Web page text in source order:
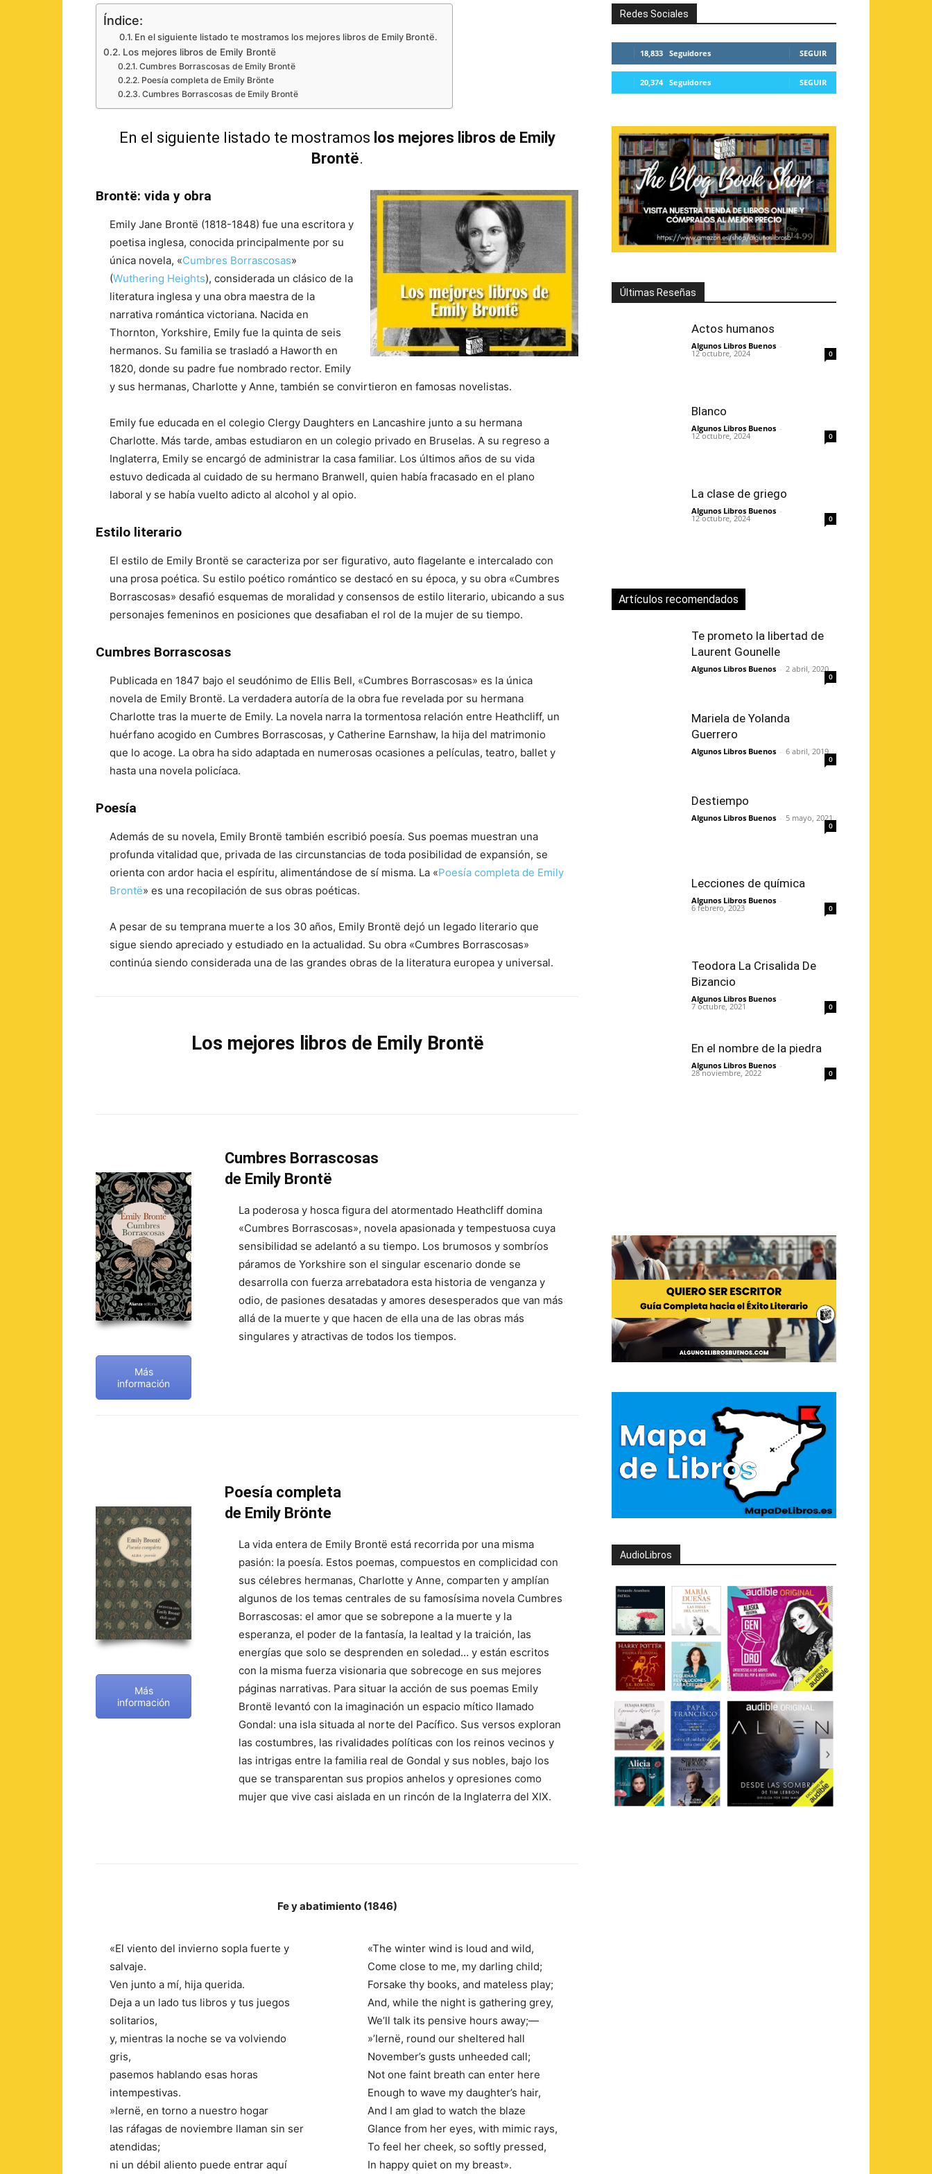
Índice:
En el siguiente listado te mostramos los mejores libros de Emily Brontë.
Los mejores libros de Emily Brontë
Cumbres Borrascosas de Emily Brontë
Poesía completa de Emily Brönte
Cumbres Borrascosas de Emily Brontë
En el siguiente listado te mostramos los mejores libros de Emily
Brontë.
Brontë: vida y obra
Emily Jane Brontë (1818-1848) fue una escritora y
poetisa inglesa, conocida principalmente por su
única novela, «Cumbres Borrascosas»
(Wuthering Heights), considerada un clásico de la
literatura inglesa y una obra maestra de la
narrativa romántica victoriana. Nacida en
Thornton, Yorkshire, Emily fue la quinta de seis
hermanos. Su familia se trasladó a Haworth en
1820, donde su padre fue nombrado rector. Emily
y sus hermanas, Charlotte y Anne, también se convirtieron en famosas novelistas.
Emily fue educada en el colegio Clergy Daughters en Lancashire junto a su hermana
Charlotte. Más tarde, ambas estudiaron en un colegio privado en Bruselas. A su regreso a
Inglaterra, Emily se encargó de administrar la casa familiar. Los últimos años de su vida
estuvo dedicada al cuidado de su hermano Branwell, quien había fracasado en el plano
laboral y se había vuelto adicto al alcohol y al opio.
Estilo literario
El estilo de Emily Brontë se caracteriza por ser figurativo, auto flagelante e intercalado con
una prosa poética. Su estilo poético romántico se destacó en su época, y su obra «Cumbres
Borrascosas» desafió esquemas de moralidad y consensos de estilo literario, ubicando a sus
personajes femeninos en posiciones que desafiaban el rol de la mujer de su tiempo.
Cumbres Borrascosas
Publicada en 1847 bajo el seudónimo de Ellis Bell, «Cumbres Borrascosas» es la única
novela de Emily Brontë. La verdadera autoría de la obra fue revelada por su hermana
Charlotte tras la muerte de Emily. La novela narra la tormentosa relación entre Heathcliff, un
huérfano acogido en Cumbres Borrascosas, y Catherine Earnshaw, la hija del matrimonio
que lo acoge. La obra ha sido adaptada en numerosas ocasiones a películas, teatro, ballet y
hasta una novela policíaca.
Poesía
Además de su novela, Emily Brontë también escribió poesía. Sus poemas muestran una
profunda vitalidad que, privada de las circunstancias de toda posibilidad de expansión, se
orienta con ardor hacia el espíritu, alimentándose de sí misma. La «Poesía completa de Emily
Brontë» es una recopilación de sus obras poéticas.
A pesar de su temprana muerte a los 30 años, Emily Brontë dejó un legado literario que
sigue siendo apreciado y estudiado en la actualidad. Su obra «Cumbres Borrascosas»
continúa siendo considerada una de las grandes obras de la literatura europea y universal.
Los mejores libros de Emily Brontë
Más
información
Cumbres Borrascosas
de Emily Brontë
La poderosa y hosca figura del atormentado Heathcliff domina
«Cumbres Borrascosas», novela apasionada y tempestuosa cuya
sensibilidad se adelantó a su tiempo. Los brumosos y sombríos
páramos de Yorkshire son el singular escenario donde se
desarrolla con fuerza arrebatadora esta historia de venganza y
odio, de pasiones desatadas y amores desesperados que van más
allá de la muerte y que hacen de ella una de las obras más
singulares y atractivas de todos los tiempos.
Más
información
Poesía completa
de Emily Brönte
La vida entera de Emily Brontë está recorrida por una misma
pasión: la poesía. Estos poemas, compuestos en complicidad con
sus célebres hermanas, Charlotte y Anne, comparten y amplían
algunos de los temas centrales de su famosísima novela Cumbres
Borrascosas: el amor que se sobrepone a la muerte y la
esperanza, el poder de la fantasía, la lealtad y la traición, las
energías que solo se desprenden en soledad… y están escritos
con la misma fuerza visionaria que sobrecoge en sus mejores
páginas narrativas. Para situar la acción de sus poemas Emily
Brontë levantó con la imaginación un espacio mítico llamado
Gondal: una isla situada al norte del Pacífico. Sus versos exploran
las costumbres, las rivalidades políticas con los reinos vecinos y
las intrigas entre la familia real de Gondal y sus nobles, bajo los
que se transparentan sus propios anhelos y opresiones como
mujer que vive casi aislada en un rincón de la Inglaterra del XIX.
Fe y abatimiento (1846)
«El viento del invierno sopla fuerte y
salvaje.
Ven junto a mí, hija querida.
Deja a un lado tus libros y tus juegos
solitarios,
y, mientras la noche se va volviendo
gris,
pasemos hablando esas horas
intempestivas.
»Iernë, en torno a nuestro hogar
las ráfagas de noviembre llaman sin ser
atendidas;
ni un débil aliento puede entrar aquí
«The winter wind is loud and wild,
Come close to me, my darling child;
Forsake thy books, and mateless play;
And, while the night is gathering grey,
We’ll talk its pensive hours away;—
»’Iernë, round our sheltered hall
November’s gusts unheeded call;
Not one faint breath can enter here
Enough to wave my daughter’s hair,
And I am glad to watch the blaze
Glance from her eyes, with mimic rays,
To feel her cheek, so softly pressed,
In happy quiet on my breast».
Redes Sociales
18,833 Seguidores SEGUIR
20,374 Seguidores SEGUIR
Últimas Reseñas
Actos humanos
Algunos Libros Buenos -
12 octubre, 2024 0
Blanco
Algunos Libros Buenos -
12 octubre, 2024 0
La clase de griego
Algunos Libros Buenos -
12 octubre, 2024 0
Artículos recomendados
Te prometo la libertad de
Laurent Gounelle
Algunos Libros Buenos - 2 abril, 2020
0
Mariela de Yolanda
Guerrero
Algunos Libros Buenos - 6 abril, 2019
0
Destiempo
Algunos Libros Buenos - 5 mayo, 2021
0
Lecciones de química
Algunos Libros Buenos -
6 febrero, 2023 0
Teodora La Crisalida De
Bizancio
Algunos Libros Buenos -
7 octubre, 2021 0
En el nombre de la piedra
Algunos Libros Buenos -
28 noviembre, 2022 0
AudioLibros